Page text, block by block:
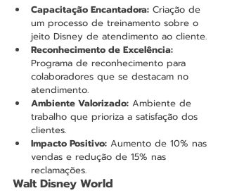
Capacitação Encantadora: Criação de
um processo de treinamento sobre o
jeito Disney de atendimento ao cliente.
Reconhecimento de Excelência:
Programa de reconhecimento para
colaboradores que se destacam no
atendimento.
Ambiente Valorizado: Ambiente de
trabalho que prioriza a satisfação dos
clientes.
Impacto Positivo: Aumento de 10% nas
vendas e redução de 15% nas
reclamações.
Walt Disney World